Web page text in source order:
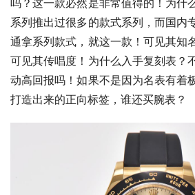
吗？这一款必然是非常值得的！为什
系列推出过很多的款式系列，而国内
通拿系列款式，就这一款！可见其知
可见其传唱度！为什么入手复刻表？
动高回报吗！如果不是因为名表有着
打造出来的正向标签，谁还买腕表？